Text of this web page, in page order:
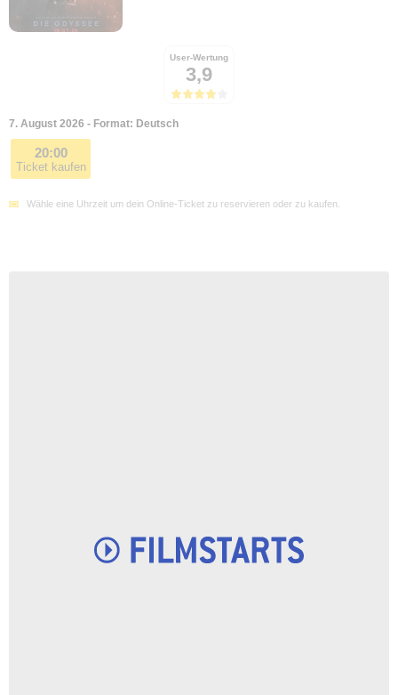
User-Wertung
3,9
7. August 2026 - Format: Deutsch
20:00
Ticket kaufen
Wähle eine Uhrzeit um dein Online-Ticket zu reservieren oder zu kaufen.